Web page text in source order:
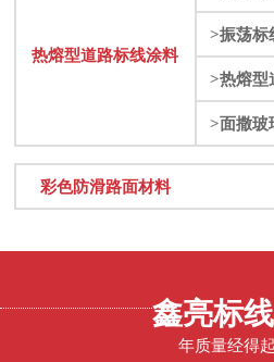
彩色防滑
热熔型道路标线涂料
>振荡标
>热熔型
>面撒玻
彩色防滑路面材料
鑫亮标
年质量经得